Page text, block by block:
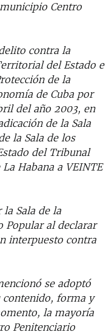
Centro
contra la
del Estado e
de la
de Cuba por
del año 2003, en
de la Sala
la Sala de los
del Tribunal
Habana a VEINTE
Sala de la
Popular al declarar
interpuesto contra
se adoptó
contenido, forma y
la mayoría
Penitenciario